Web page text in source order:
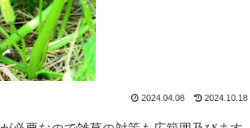
2024.04.08 2024.10.18